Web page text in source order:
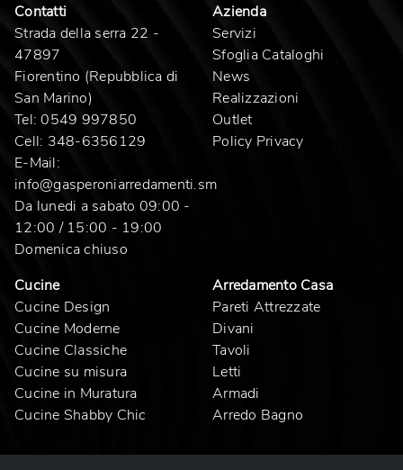
Contatti
Strada della serra 22 -
47897
Fiorentino (Repubblica di
San Marino)
Tel: 0549 997850
Cell: 348-6356129
E-Mail:
info@gasperoniarredamenti.sm
Da lunedi a sabato 09:00 -
12:00 / 15:00 - 19:00
Domenica chiuso
Azienda
Servizi
Sfoglia Cataloghi
News
Realizzazioni
Outlet
Policy Privacy
Cucine
Cucine Design
Cucine Moderne
Cucine Classiche
Cucine su misura
Cucine in Muratura
Cucine Shabby Chic
Arredamento Casa
Pareti Attrezzate
Divani
Tavoli
Letti
Armadi
Arredo Bagno